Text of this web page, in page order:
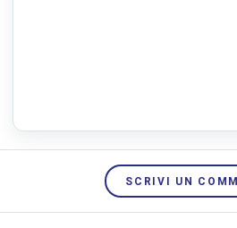
SCRIVI UN